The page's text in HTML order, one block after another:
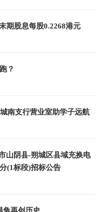
期股息每股0.2268港元
？
南支行营业室助学子远航
山阴县-朔城区县域充换电
(1标段)招标公告